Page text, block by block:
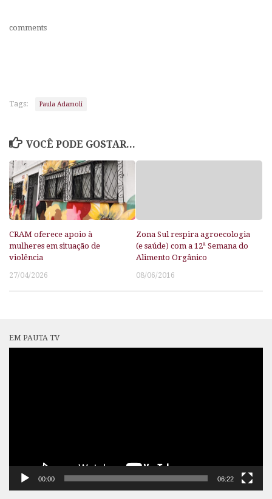
comments
Tags: Paula Adamoli
VOCÊ PODE GOSTAR...
CRAM oferece apoio à
mulheres em situação de
violência
27/04/2026
Zona Sul respira agroecologia
(e saúde) com a 12ª Semana do
Alimento Orgânico
08/06/2016
EM PAUTA TV
00:00 06:22